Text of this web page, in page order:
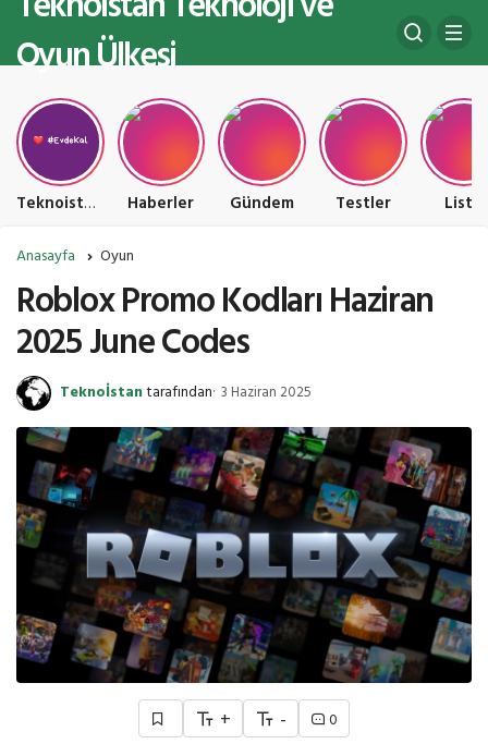
Oyun Ülkesi
Teknoistan Teknoloji ve Oyun Ülkesi Haberler Gündem Testler Liste
Anasayfa Oyun
Roblox Promo Kodları Haziran
2025 June Codes
Teknoİstantarafından 3 Haziran 2025
+ - 0